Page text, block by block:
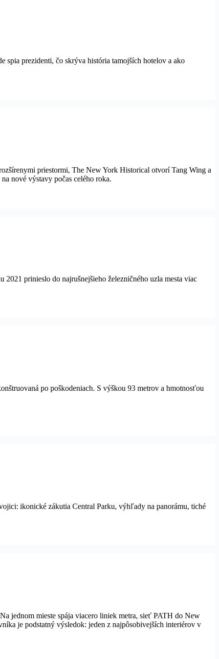
spia prezidenti, čo skrýva história tamojších hotelov a ako
priestormi, The New York Historical otvorí Tang Wing a
nové výstavy počas celého roka.
prinieslo do najrušnejšieho železničného uzla mesta viac
po poškodeniach. S výškou 93 metrov a hmotnosťou
ikonické zákutia Central Parku, výhľady na panorámu, tiché
jednom mieste spája viacero liniek metra, sieť PATH do New
je podstatný výsledok: jeden z najpôsobivejších interiérov v